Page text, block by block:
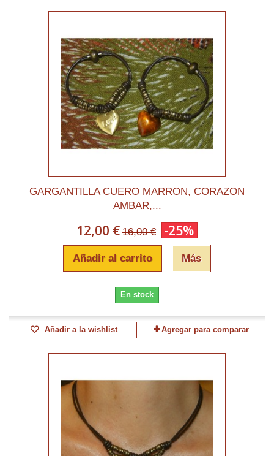
GARGANTILLA CUERO MARRON, CORAZON
AMBAR,...
12,00 € 16,00 € -25%
Añadir al carrito Más
En stock
Añadir a la wishlist Agregar para comparar